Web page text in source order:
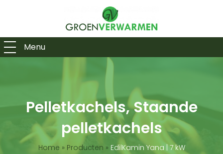
Menu
Pelletkachels, Staande
pelletkachels
Home » Producten » EdilKamin Yana | 7 kW